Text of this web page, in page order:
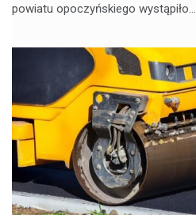
powiatu opoczyńskiego wystąpiło…